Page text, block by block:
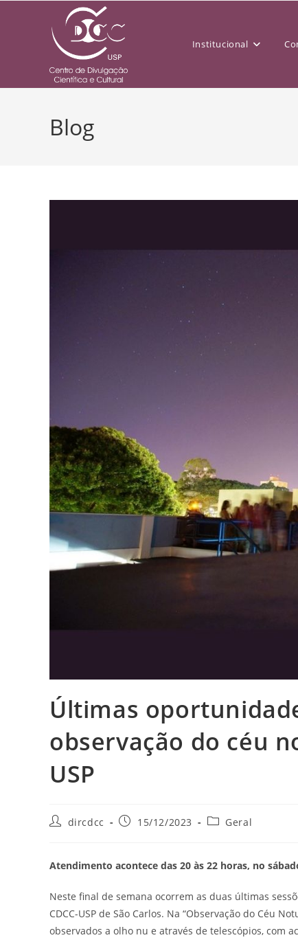
Institucional
Blog
Últimas
observação do céu
USP
dircdcc 15/12/2023 Geral
Atendimento acontece das 20 às 22 horas, no
Neste final de semana ocorrem as duas últimas
CDCC-USP de São Carlos. Na “Observação do Céu
observados a olho nu e através de telescópios, com